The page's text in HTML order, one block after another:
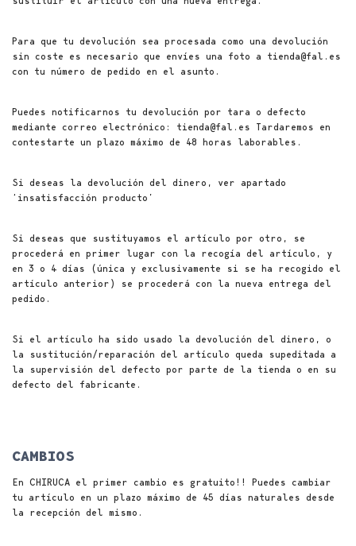
Para que tu devolución sea procesada como una devolución
sin coste es necesario que envíes una foto a tienda@fal.es
con tu número de pedido en el asunto.
Puedes notificarnos tu devolución por tara o defecto
mediante correo electrónico: tienda@fal.es Tardaremos en
contestarte un plazo máximo de 48 horas laborables.
Si deseas la devolución del dinero, ver apartado
‘insatisfacción producto’
Si deseas que sustituyamos el artículo por otro, se
procederá en primer lugar con la recogía del artículo, y
en 3 o 4 días (única y exclusivamente si se ha recogido el
artículo anterior) se procederá con la nueva entrega del
pedido.
Si el artículo ha sido usado la devolución del dinero, o
la sustitución/reparación del artículo queda supeditada a
la supervisión del defecto por parte de la tienda o en su
defecto del fabricante.
CAMBIOS
En CHIRUCA el primer cambio es gratuito!! Puedes cambiar
tu artículo en un plazo máximo de 45 días naturales desde
la recepción del mismo.